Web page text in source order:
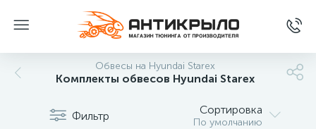
Обвесы на Hyundai Starex
Комплекты обвесов Hyundai Starex
Фильтр Сортировка
По умолчанию